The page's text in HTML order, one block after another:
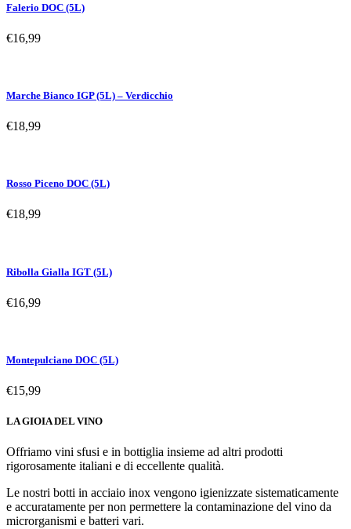
Falerio DOC (5L)
€16,99
Marche Bianco IGP (5L) – Verdicchio
€18,99
Rosso Piceno DOC (5L)
€18,99
Ribolla Gialla IGT (5L)
€16,99
Montepulciano DOC (5L)
€15,99
LA GIOIA DEL VINO
Offriamo vini sfusi e in bottiglia insieme ad altri prodotti
rigorosamente italiani e di eccellente qualità.
Le nostri botti in acciaio inox vengono igienizzate sistematicamente
e accuratamente per non permettere la contaminazione del vino da
microrganismi e batteri vari.